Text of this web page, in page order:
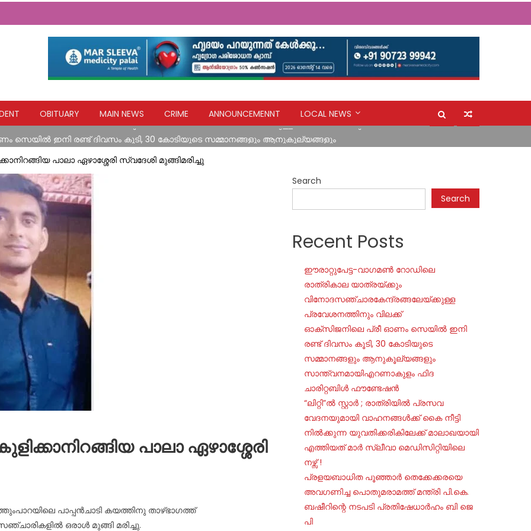
OBITUARY MAIN NEWS CRIME ANNOUNCEMENNT
LOCAL NEWS
സെയില്‍ ഇനി രണ്ട് ദിവസം കൂടി, 30 കോടിയുടെ സമ്മാനങ്ങളും ആനുകൂല്യങ്ങളും
ഫിദ ചാരിറ്റബിൾ ഫൗണ്ടേഷൻ
പ്രസവ വേദനയുമായി വാഹനങ്ങൾക്ക് കൈ നീട്ടി നിൽക്കുന്ന യുവതിക്കരികിലേക്ക് മാലാഖയായി എത്തിയത് മാർ സ്ലീവാ
അവഗണിച്ച പൊതുമരാമത്ത് മന്ത്രി പി.കെ. ബഷീറിന്റെ നടപടി പ്രതിഷേധാർഹം ബി ജെ പി
റോഡിലെ രാത്രികാല യാത്രയ്ക്കും വിനോദസഞ്ചാരകേന്ദ്രങ്ങലേയ്ക്കുള്ള പ്രവേശനത്തിനും വിലക്ക്
പാലാ ഏഴാശ്ശേരി സ്വദേശി മുങ്ങിമരിച്ചു
പാലാ ഏഴാശ്ശേരി
പാപ്പൻചാടി കയത്തിനു താഴ്ഭാഗത്ത്
ഒരാൾ മുങ്ങി മരിച്ചു.
Search
Search
Recent Posts
ഈരാറ്റുപേട്ട-വാഗമൺ റോഡിലെ
രാത്രികാല യാത്രയ്ക്കും
വിനോദസഞ്ചാരകേന്ദ്രങ്ങലേയ്ക്കുള്ള
പ്രവേശനത്തിനും വിലക്ക്
ഓക്‌സിജനിലെ പ്രീ ഓണം സെയില്‍ ഇനി
രണ്ട് ദിവസം കൂടി, 30 കോടിയുടെ
സമ്മാനങ്ങളും ആനുകൂല്യങ്ങളും
സാന്ത്വനമായിഎറണാകുളം ഫിദ
ചാരിറ്റബിൾ ഫൗണ്ടേഷൻ
“ലിറ്റി”ൽ സ്റ്റാർ ; രാത്രിയിൽ പ്രസവ
വേദനയുമായി വാഹനങ്ങൾക്ക് കൈ നീട്ടി
നിൽക്കുന്ന യുവതിക്കരികിലേക്ക് മാലാഖയായി
എത്തിയത് മാർ സ്ലീവാ മെഡിസിറ്റിയിലെ
നഴ്സ് !
പ്രളയബാധിത പൂഞ്ഞാർ തെക്കേക്കരയെ
അവഗണിച്ച പൊതുമരാമത്ത് മന്ത്രി പി.കെ.
ബഷീറിന്റെ നടപടി പ്രതിഷേധാർഹം ബി ജെ
പി